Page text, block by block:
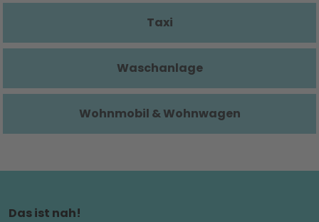
Taxi
Waschanlage
Wohnmobil & Wohnwagen
Das ist nah!